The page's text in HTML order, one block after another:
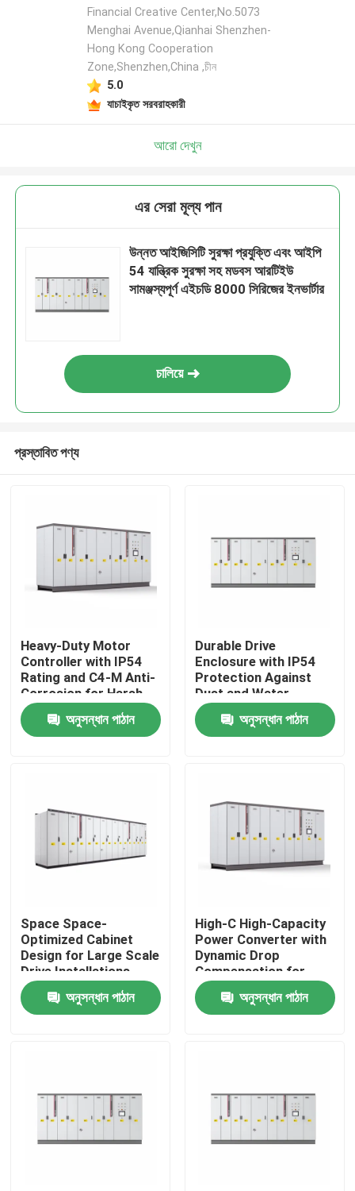
বাড়ি
কারখানা পরিদর্শন
গুণমান নিয়ন্ত্রণ
একটি উদ্ধৃতি অনুরোধ করুন
Financial Creative Center,No.5073
Menghai Avenue,Qianhai Shenzhen-
Hong Kong Cooperation
Zone,Shenzhen,China ,চীন
5.0
যাচাইকৃত সরবরাহকারী
আরো দেখুন
এর সেরা মূল্য পান
উন্নত আইজিসিটি সুরক্ষা প্রযুক্তি এবং আইপি
54 যান্ত্রিক সুরক্ষা সহ মডবস আরটিইউ
সামঞ্জস্যপূর্ণ এইচডি 8000 সিরিজের ইনভার্টার
চালিয়ে
প্রস্তাবিত পণ্য
Heavy-Duty Motor
Controller with IP54
Rating and C4-M Anti-
Corrosion for Harsh
Plant Conditions
অনুসন্ধান পাঠান
Durable Drive
Enclosure with IP54
Protection Against
Dust and Water
Ingress for Reliability
অনুসন্ধান পাঠান
Space Space-
Optimized Cabinet
Design for Large Scale
Drive Installations
Saving Valuable Floor
Space অনুসন্ধান পাঠান
High-C High-Capacity
Power Converter with
Dynamic Drop
Compensation for
Smooth Motor
Performance
অনুসন্ধান পাঠান